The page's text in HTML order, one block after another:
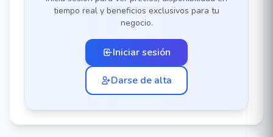
tiempo real y beneficios exclusivos para tu
negocio.
Iniciar sesión
Darse de alta